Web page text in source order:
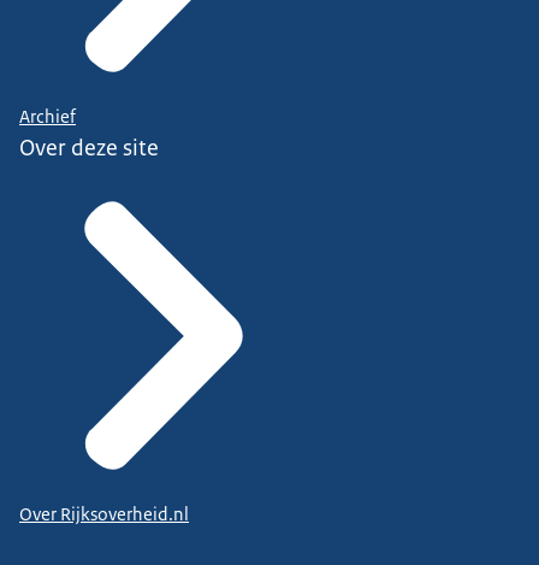
Archief
Over deze site
Over Rijksoverheid.nl